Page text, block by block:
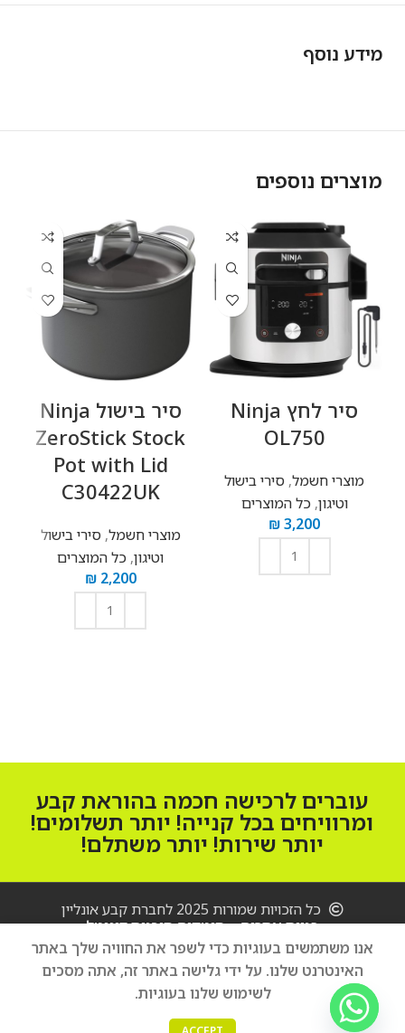
מידע נוסף
מוצרים נוספים
‏סיר לחץ Ninja
OL750
מוצרי חשמל, סירי בישול
וטיגון,כל המוצרים
₪3,200
‏סיר בישול Ninja
ZeroStick Stock
Pot with Lid
C30422UK
מוצרי חשמל, סירי בישול
וטיגון, כל המוצרים
₪2,200
עוברים לרכישה חכמה בהוראת קבע
ומרוויחים בכל קנייה! יותר תשלומים!
יותר שירות! יותר משתלם!
כל הזכויות שמורות 2025 לחברת קבע אונליין
בניית אתרים – סיטקום סוכנות דיגיטל
אנו משתמשים בעוגיות כדי לשפר את החוויה שלך באתר
האינטרנט שלנו. על ידי גלישה באתר זה, אתה מסכים
לשימוש שלנו בעוגיות.
‏ללא
מראה
Alpha
A6400
הוספה לסל
קנה עכשיו